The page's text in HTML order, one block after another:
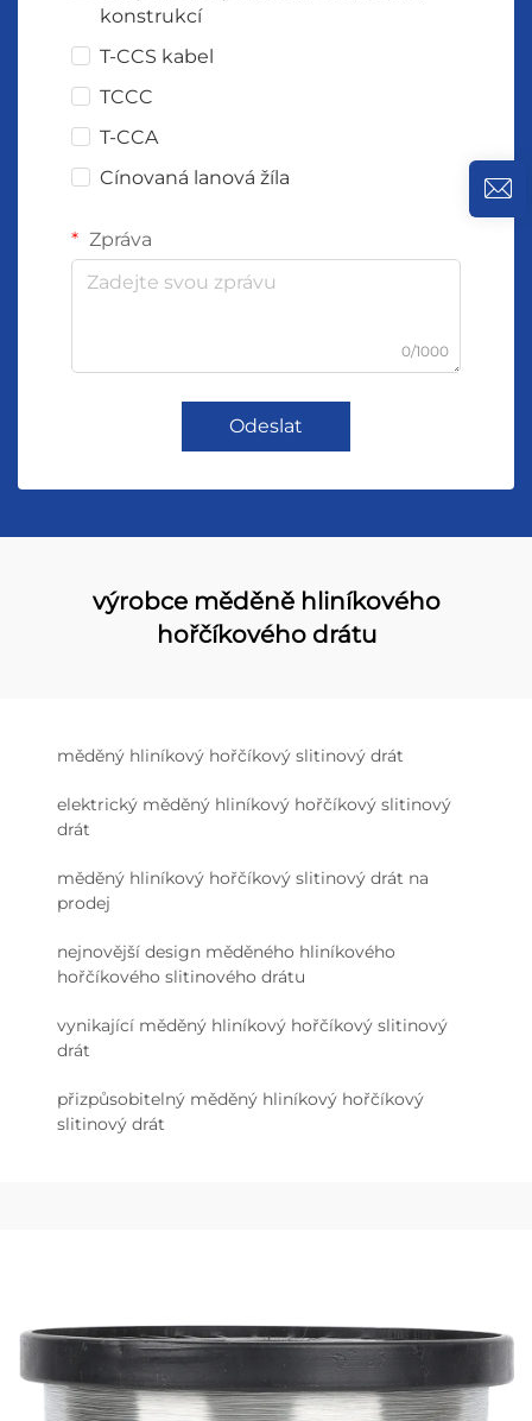
konstrukcí
T-CCS kabel
TCCC
T-CCA
Cínovaná lanová žíla
Zpráva
0/1000
Odeslat
výrobce měděně hliníkového
hořčíkového drátu
měděný hliníkový hořčíkový slitinový drát
elektrický měděný hliníkový hořčíkový slitinový
drát
měděný hliníkový hořčíkový slitinový drát na
prodej
nejnovější design měděného hliníkového
hořčíkového slitinového drátu
vynikající měděný hliníkový hořčíkový slitinový
drát
přizpůsobitelný měděný hliníkový hořčíkový
slitinový drát